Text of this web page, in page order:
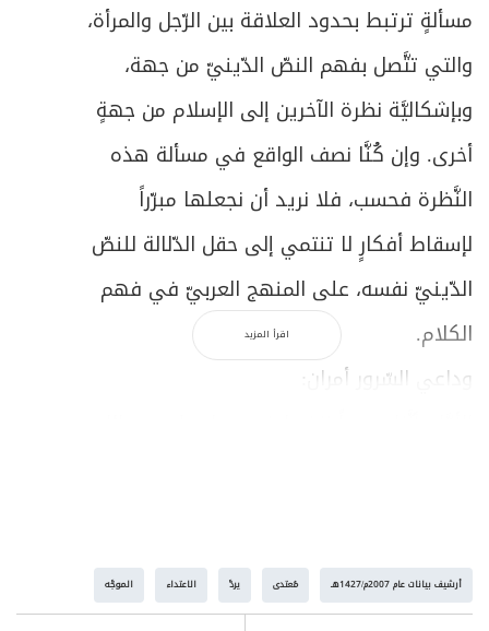
مسألةٍ ترتبط بحدود العلاقة بين الرّجل والمرأة،
والتي تتَّصل بفهم النصّ الدّينيّ من جهة،
وبإشكاليَّة نظرة الآخرين إلى الإسلام من جهةٍ
أخرى. وإن كُنَّا نصف الواقع في مسألة هذه
النَّظرة فحسب، فلا نريد أن نجعلها مبرّراً
لإسقاط أفكارٍ لا تنتمي إلى حقل الدّلالة للنصّ
الدّينيّ نفسه، على المنهج العربيّ في فهم
الكلام.
وداعي السّرور أمران:
الثاني:أنَّ الجدل لم يعد محصوراً في دائرة كلِّ
اقرأ المزيد
أرشيف بيانات عام 2007م/1427هـ مُعتدى يردَّ الاعتداء الموجَّه